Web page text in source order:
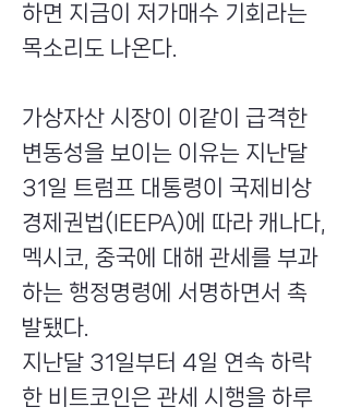
하면 지금이 저가매수 기회라는
목소리도 나온다.
가상자산 시장이 이같이 급격한
변동성을 보이는 이유는 지난달
31일 트럼프 대통령이 국제비상
경제권법(IEEPA)에 따라 캐나다,
멕시코, 중국에 대해 관세를 부과
하는 행정명령에 서명하면서 촉
발됐다.
지난달 31일부터 4일 연속 하락
한 비트코인은 관세 시행을 하루